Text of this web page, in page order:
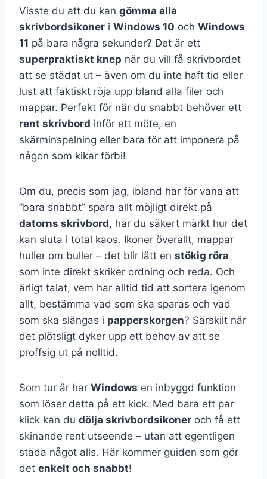
Visste du att du kan gömma alla
skrivbordsikoner i Windows 10 och Windows
11 på bara några sekunder? Det är ett
superpraktiskt knep när du vill få skrivbordet
att se städat ut – även om du inte haft tid eller
lust att faktiskt röja upp bland alla filer och
mappar. Perfekt för när du snabbt behöver ett
rent skrivbord inför ett möte, en
skärminspelning eller bara för att imponera på
någon som kikar förbi!
Om du, precis som jag, ibland har för vana att
”bara snabbt” spara allt möjligt direkt på
datorns skrivbord, har du säkert märkt hur det
kan sluta i total kaos. Ikoner överallt, mappar
huller om buller – det blir lätt en stökig röra
som inte direkt skriker ordning och reda. Och
ärligt talat, vem har alltid tid att sortera igenom
allt, bestämma vad som ska sparas och vad
som ska slängas i papperskorgen? Särskilt när
det plötsligt dyker upp ett behov av att se
proffsig ut på nolltid.
Som tur är har Windows en inbyggd funktion
som löser detta på ett kick. Med bara ett par
klick kan du dölja skrivbordsikoner och få ett
skinande rent utseende – utan att egentligen
städa något alls. Här kommer guiden som gör
det enkelt och snabbt!